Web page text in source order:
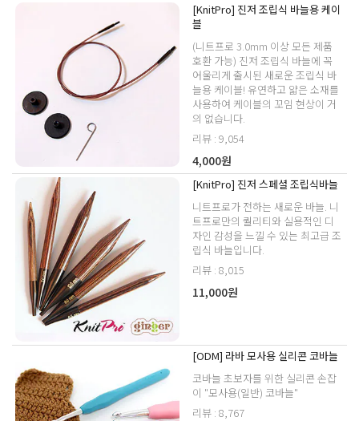
[KnitPro] 진저 조립식 바늘용 케이
블
(니트프로 3.0mm 이상 모든 제품
호환 가능) 진저 조립식 바늘에 꼭
어울리게 출시된 새로운 조립식 바
늘용 케이블! 유연하고 얇은 소재를
사용하여 케이블의 꼬임 현상이 거
의 없습니다.
리뷰 : 9,054
4,000원
[KnitPro] 진저 스페셜 조립식바늘
니트프로가 전하는 새로운 바늘. 니
트프로만의 퀄리티와 실용적인 디
자인 감성을 느낄 수 있는 최고급 조
립식 바늘입니다.
리뷰 : 8,015
11,000원
[ODM] 라바 모사용 실리콘 코바늘
코바늘 초보자를 위한 실리콘 손잡
이 "모사용(일반) 코바늘"
리뷰 : 8,767